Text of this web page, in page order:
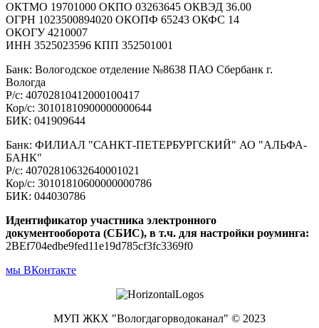
ОКТМО 19701000 ОКПО 03263645 ОКВЭД 36.00
ОГРН 1023500894020 ОКОПФ 65243 ОКФС 14
ОКОГУ 4210007
ИНН 3525023596 КПП 352501001
Банк: Вологодское отделение №8638 ПАО Сбербанк г.
Вологда
Р/с: 40702810412000100417
Кор/с: 30101810900000000644
БИК: 041909644
Банк: ФИЛИАЛ "САНКТ-ПЕТЕРБУРГСКИЙ" АО "АЛЬФА-
БАНК"
Р/с: 40702810632640001021
Кор/с: 30101810600000000786
БИК: 044030786
Идентификатор участника электронного
документооборота (СБИС), в т.ч. для настройки роуминга:
2BEf704edbe9fed11e19d785cf3fc3369f0
мы ВКонтакте
МУП ЖКХ "Вологдагорводоканал" © 2023